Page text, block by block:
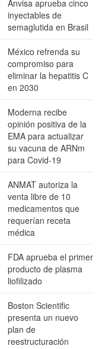
Anvisa aprueba cinco
inyectables de
semaglutida en Brasil
México refrenda su
compromiso para
eliminar la hepatitis C
en 2030
Moderna recibe
opinión positiva de la
EMA para actualizar
su vacuna de ARNm
para Covid-19
ANMAT autoriza la
venta libre de 10
medicamentos que
requerían receta
médica
FDA aprueba el primer
producto de plasma
liofilizado
Boston Scientific
presenta un nuevo
plan de
reestructuración